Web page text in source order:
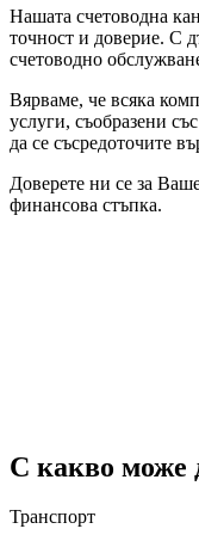
Нашата счетоводна
точност и доверие. С
счетоводно
Вярваме, че всяка
услуги, съобразени
да се съсредоточите
Доверете ни се за
финансова стъпка.
С какво може
Транспорт